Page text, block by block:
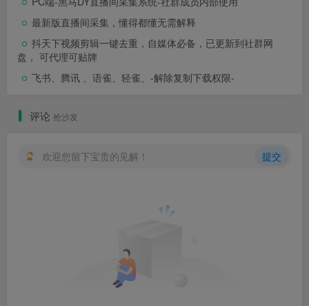
最新版直播间采集，懂得都懂无需解释
抖天下视频剪辑一键去重，自媒体必备，已更新到社群网
盘， 可代理可贴牌
飞书、腾讯 、语雀、轻雀、-解除复制下载权限-
评论 抢沙发
欢迎您留下宝贵的见解！ 提交